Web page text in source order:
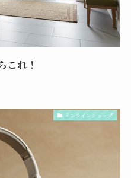
これ！
オンラインショップ